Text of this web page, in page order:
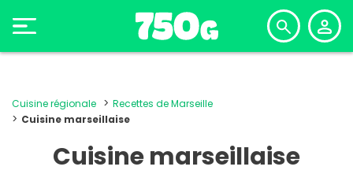
Cuisine régionale
Recettes de Marseille
Cuisine marseillaise
Cuisine marseillaise